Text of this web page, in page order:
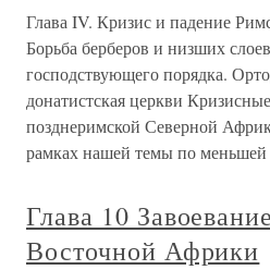
Глава IV. Кризис и падение
Борьба берберов и низших
господствующего порядка.
донатистская церкви
позднеримской Северной
рамках нашей темы по меньшей
Глава 10
Восточной Африки